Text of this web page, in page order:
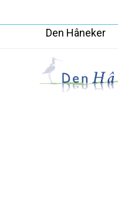
Den Hâneker